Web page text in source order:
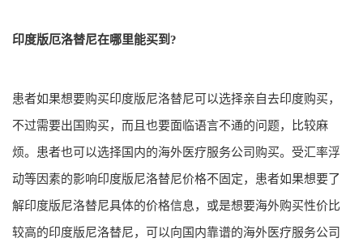
印度版厄洛替尼在哪里能买到?
患者如果想要购买印度版尼洛替尼可以选择亲自去印度购买，
不过需要出国购买，而且也要面临语言不通的问题，比较麻
烦。患者也可以选择国内的海外医疗服务公司购买。受汇率浮
动等因素的影响印度版尼洛替尼价格不固定，患者如果想要了
解印度版尼洛替尼具体的价格信息，或是想要海外购买性价比
较高的印度版尼洛替尼，可以向国内靠谱的海外医疗服务公司